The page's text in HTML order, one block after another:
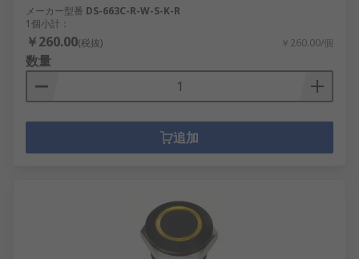
メーカー型番 DS-663C-R-W-S-K-R
1個小計：
￥260.00(税抜) ￥260.00/個
数量
追加